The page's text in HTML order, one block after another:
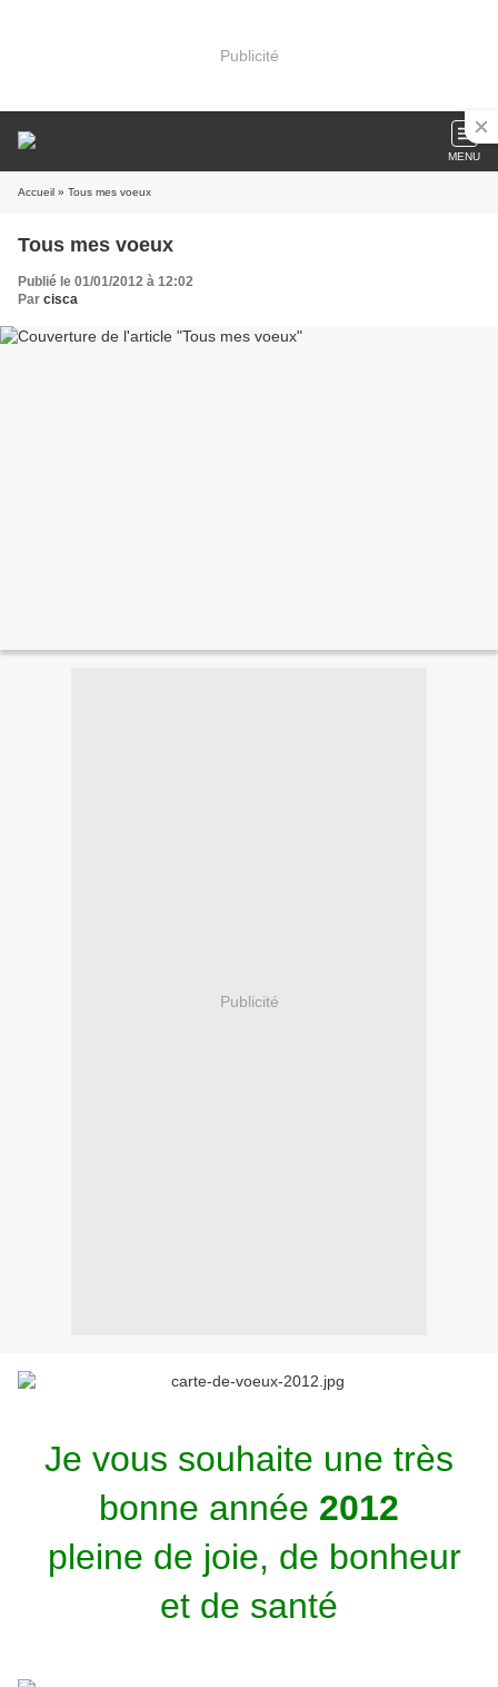
Publicité
MENU
Accueil » Tous mes voeux
Tous mes voeux
Publié le 01/01/2012 à 12:02
Par cisca
Publicité
Je vous souhaite une très
bonne année 2012
pleine de joie, de bonheur
et de santé